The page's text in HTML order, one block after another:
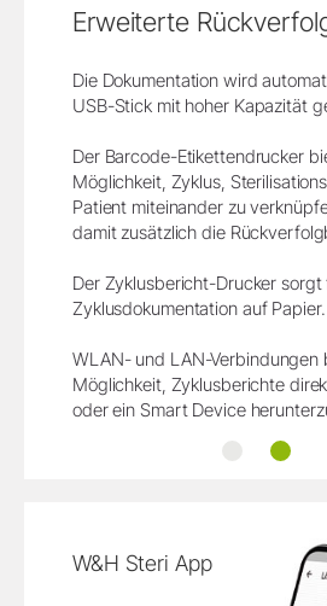
Erweiterte
Die Dokumentation wird
USB-Stick mit hoher Kapazität
Der Barcode-Etikettendrucker
Möglichkeit, Zyklus,
Patient miteinander zu
damit zusätzlich die
Der Zyklusbericht-Drucker
Zyklusdokumentation auf Papier.
WLAN- und LAN-Verbindungen
Möglichkeit, Zyklusberichte
oder ein Smart Device
W&H Steri App